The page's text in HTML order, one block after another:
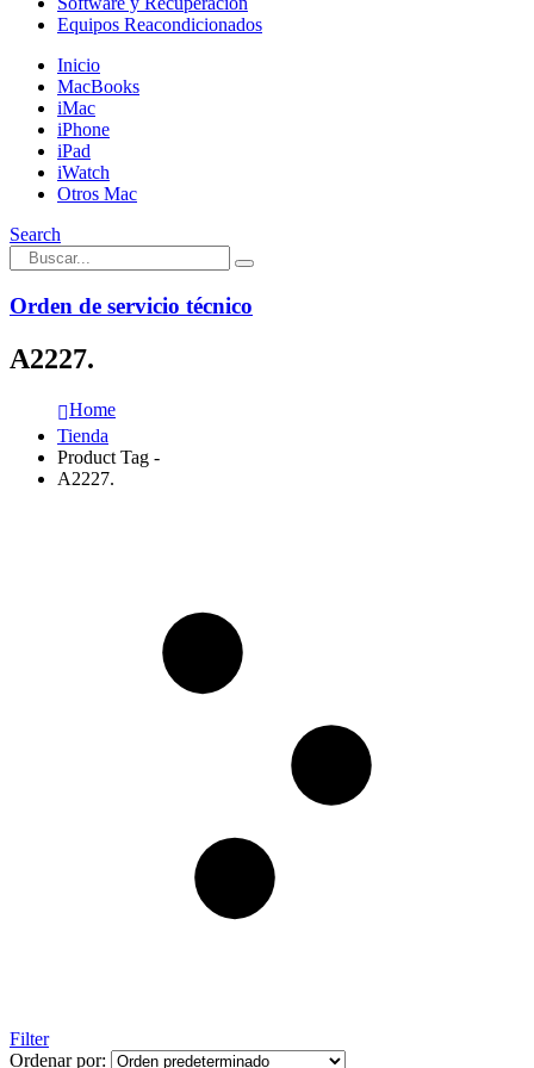
Equipos Reacondicionados
Inicio
MacBooks
iMac
iPhone
iPad
iWatch
Otros Mac
Search
Orden de servicio técnico
A2227.
Home
Tienda
Product Tag -
A2227.
Filter
Ordenar por: